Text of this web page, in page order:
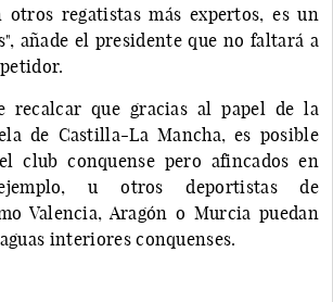
otros regatistas más expertos, es un
añade el presidente que no faltará a
recalcar que gracias al papel de la
de Castilla-La Mancha, es posible
club conquense pero afincados en
u otros deportistas de
Valencia, Aragón o Murcia puedan
interiores conquenses.